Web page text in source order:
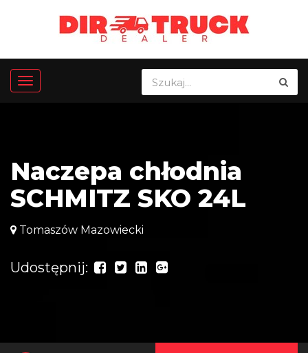
Naczepa chłodnia
SCHMITZ SKO 24L
Tomaszów Mazowiecki
Udostępnij: